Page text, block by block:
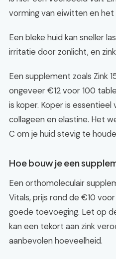
vorming van eiwitten en het
Een bleke huid kan sneller
irritatie door zonlicht, en
Een supplement zoals Zink
ongeveer €12 voor 100
is koper. Koper is
collageen en elastine. Het
C om je huid stevig te
Hoe bouw je een
Een orthomoleculair
Vitals, prijs rond de €10
goede toevoeging. Let op
kan een tekort aan zink
aanbevolen hoeveelheid.